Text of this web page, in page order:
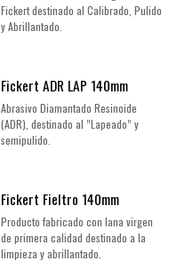
Fickert destinado al Calibrado, Pulido
y Abrillantado.
Fickert ADR LAP 140mm
Abrasivo Diamantado Resinoide
(ADR), destinado al ”Lapeado” y
semipulido.
Fickert Fieltro 140mm
Producto fabricado con lana virgen
de primera calidad destinado a la
limpieza y abrillantado.